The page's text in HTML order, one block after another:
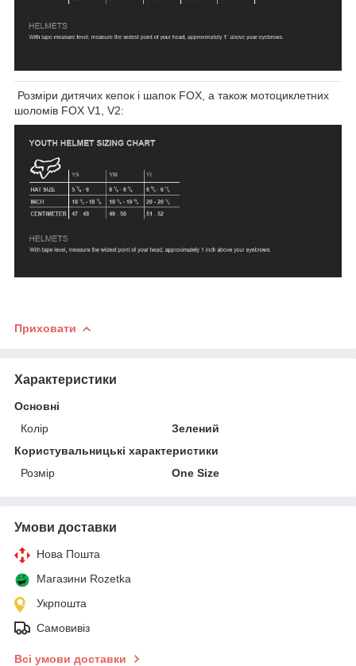
Розміри дитячих кепок і шапок FOX, а також мотоциклетних
шоломів FOX V1, V2:
Приховати
Характеристики
Основні
Колір
Зелений
Користувальницькі характеристики
Розмір
One Size
Умови доставки
Нова Пошта
Магазини Rozetka
Укрпошта
Самовивіз
Всі умови доставки